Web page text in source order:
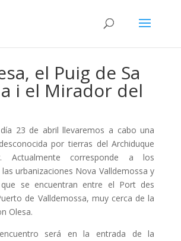
el Puig de Sa
i el Mirador del
23 de abril llevaremos a cabo una
por tierras del Archiduque
Actualmente corresponde a los
urbanizaciones Nova Valldemossa y
que se encuentran entre el Port des
de Valldemossa, muy cerca de la
Olesa.
será en la entrada de la